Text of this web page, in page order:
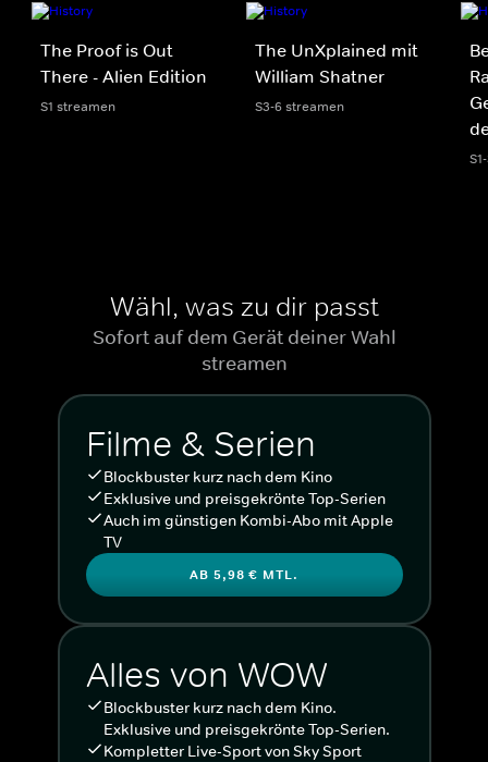
The Proof is Out
There - Alien Edition
S1 streamen
The UnXplained mit
William Shatner
S3-6 streamen
Wähl, was zu dir passt
Sofort auf dem Gerät deiner Wahl
streamen
Filme & Serien
Blockbuster kurz nach dem Kino
Exklusive und preisgekrönte Top-Serien
Auch im günstigen Kombi-Abo mit Apple
TV
AB 5,98 € MTL.
Alles von WOW
Blockbuster kurz nach dem Kino.
Exklusive und preisgekrönte Top-Serien.
Kompletter Live-Sport von Sky Sport